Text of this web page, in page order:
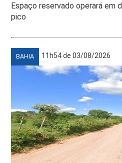
Espaço reservado operará em
pico
BAHIA 11h54 de 03/08/2026